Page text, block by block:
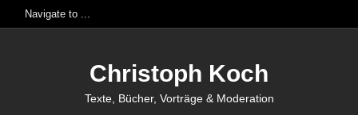
Christoph Koch
Texte, Bücher, Vorträge & Moderation